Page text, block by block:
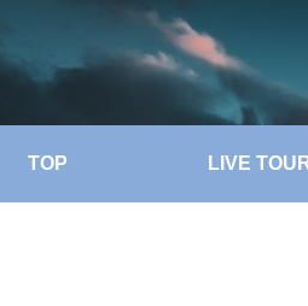
TOP LIVE